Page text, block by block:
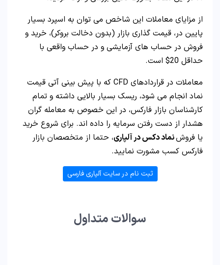
از مزایای معاملات این شاخص می توان به اسپرد بسیار
پایین در، قیمت گذاری بازار (بدون دخالت بروکر)، خرید و
فروش در حساب های آزمایشی و در حساب واقعی با
حداقل 20$ است.
معاملات در قراردادهای CFD که با پیش بینی آتی قیمت
نماد انجام می شود، ریسک بسیار بالایی داشته و تمام
کارشناسان بازار فارکس، در این خصوص به معامله گران
هشدار از دست رفتن سرمایه را داده اند. برای شروع خرید
یا فروشنماد دکس در آلپاری، حتما از متخصصان بازار
فارکس کسب مشورت نمایید.
ثبت نام در سایت آلپاری فارسی
سوالات متداول